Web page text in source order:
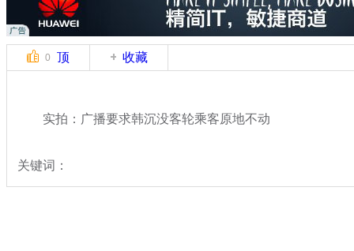
0 顶 收藏
实拍：广播要求韩沉没客轮乘客原地不动
关键词：